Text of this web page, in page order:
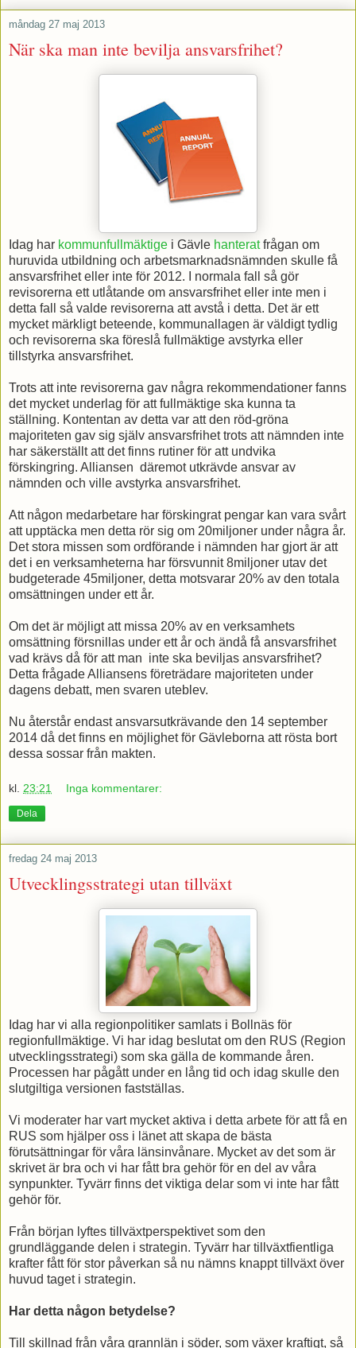
måndag 27 maj 2013
När ska man inte bevilja ansvarsfrihet?
Idag har kommunfullmäktige i Gävle hanteratfrågan om
huruvida utbildning och arbetsmarknadsnämnden skulle få
ansvarsfrihet eller inte för 2012. I normala fall så gör
revisorerna ett utlåtande om ansvarsfrihet eller inte men i
detta fall så valde revisorerna att avstå i detta. Det är ett
mycket märkligt beteende, kommunallagen är väldigt tydlig
och revisorerna ska föreslå fullmäktige avstyrka eller
tillstyrka ansvarsfrihet.
Trots att inte revisorerna gav några rekommendationer fanns
det mycket underlag för att fullmäktige ska kunna ta
ställning. Kontentan av detta var att den röd-gröna
majoriteten gav sig själv ansvarsfrihet trots att nämnden inte
har säkerställt att det finns rutiner för att undvika
förskingring. Alliansen däremot utkrävde ansvar av
nämnden och ville avstyrka ansvarsfrihet.
Att någon medarbetare har förskingrat pengar kan vara svårt
att upptäcka men detta rör sig om 20miljoner under några år.
Det stora missen som ordförande i nämnden har gjort är att
det i en verksamheterna har försvunnit 8miljoner utav det
budgeterade 45miljoner, detta motsvarar 20% av den totala
omsättningen under ett år.
Om det är möjligt att missa 20% av en verksamhets
omsättning försnillas under ett år och ändå få ansvarsfrihet
vad krävs då för att man inte ska beviljas ansvarsfrihet?
Detta frågade Alliansens företrädare majoriteten under
dagens debatt, men svaren uteblev.
Nu återstår endast ansvarsutkrävande den 14 september
2014 då det finns en möjlighet för Gävleborna att rösta bort
dessa sossar från makten.
kl. 23:21 Inga kommentarer:
Dela
fredag 24 maj 2013
Utvecklingsstrategi utan tillväxt
Idag har vi alla regionpolitiker samlats i Bollnäs för
regionfullmäktige. Vi har idag beslutat om den RUS (Region
utvecklingsstrategi) som ska gälla de kommande åren.
Processen har pågått under en lång tid och idag skulle den
slutgiltiga versionen fastställas.
Vi moderater har vart mycket aktiva i detta arbete för att få en
RUS som hjälper oss i länet att skapa de bästa
förutsättningar för våra länsinvånare. Mycket av det som är
skrivet är bra och vi har fått bra gehör för en del av våra
synpunkter. Tyvärr finns det viktiga delar som vi inte har fått
gehör för.
Från början lyftes tillväxtperspektivet som den
grundläggande delen i strategin. Tyvärr har tillväxtfientliga
krafter fått för stor påverkan så nu nämns knappt tillväxt över
huvud taget i strategin.
Har detta någon betydelse?
Till skillnad från våra grannlän i söder, som växer kraftigt, så